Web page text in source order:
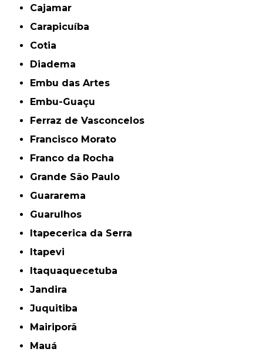
Cajamar
Carapicuíba
Cotia
Diadema
Embu das Artes
Embu-Guaçu
Ferraz de Vasconcelos
Francisco Morato
Franco da Rocha
Grande São Paulo
Guararema
Guarulhos
Itapecerica da Serra
Itapevi
Itaquaquecetuba
Jandira
Juquitiba
Mairiporã
Mauá